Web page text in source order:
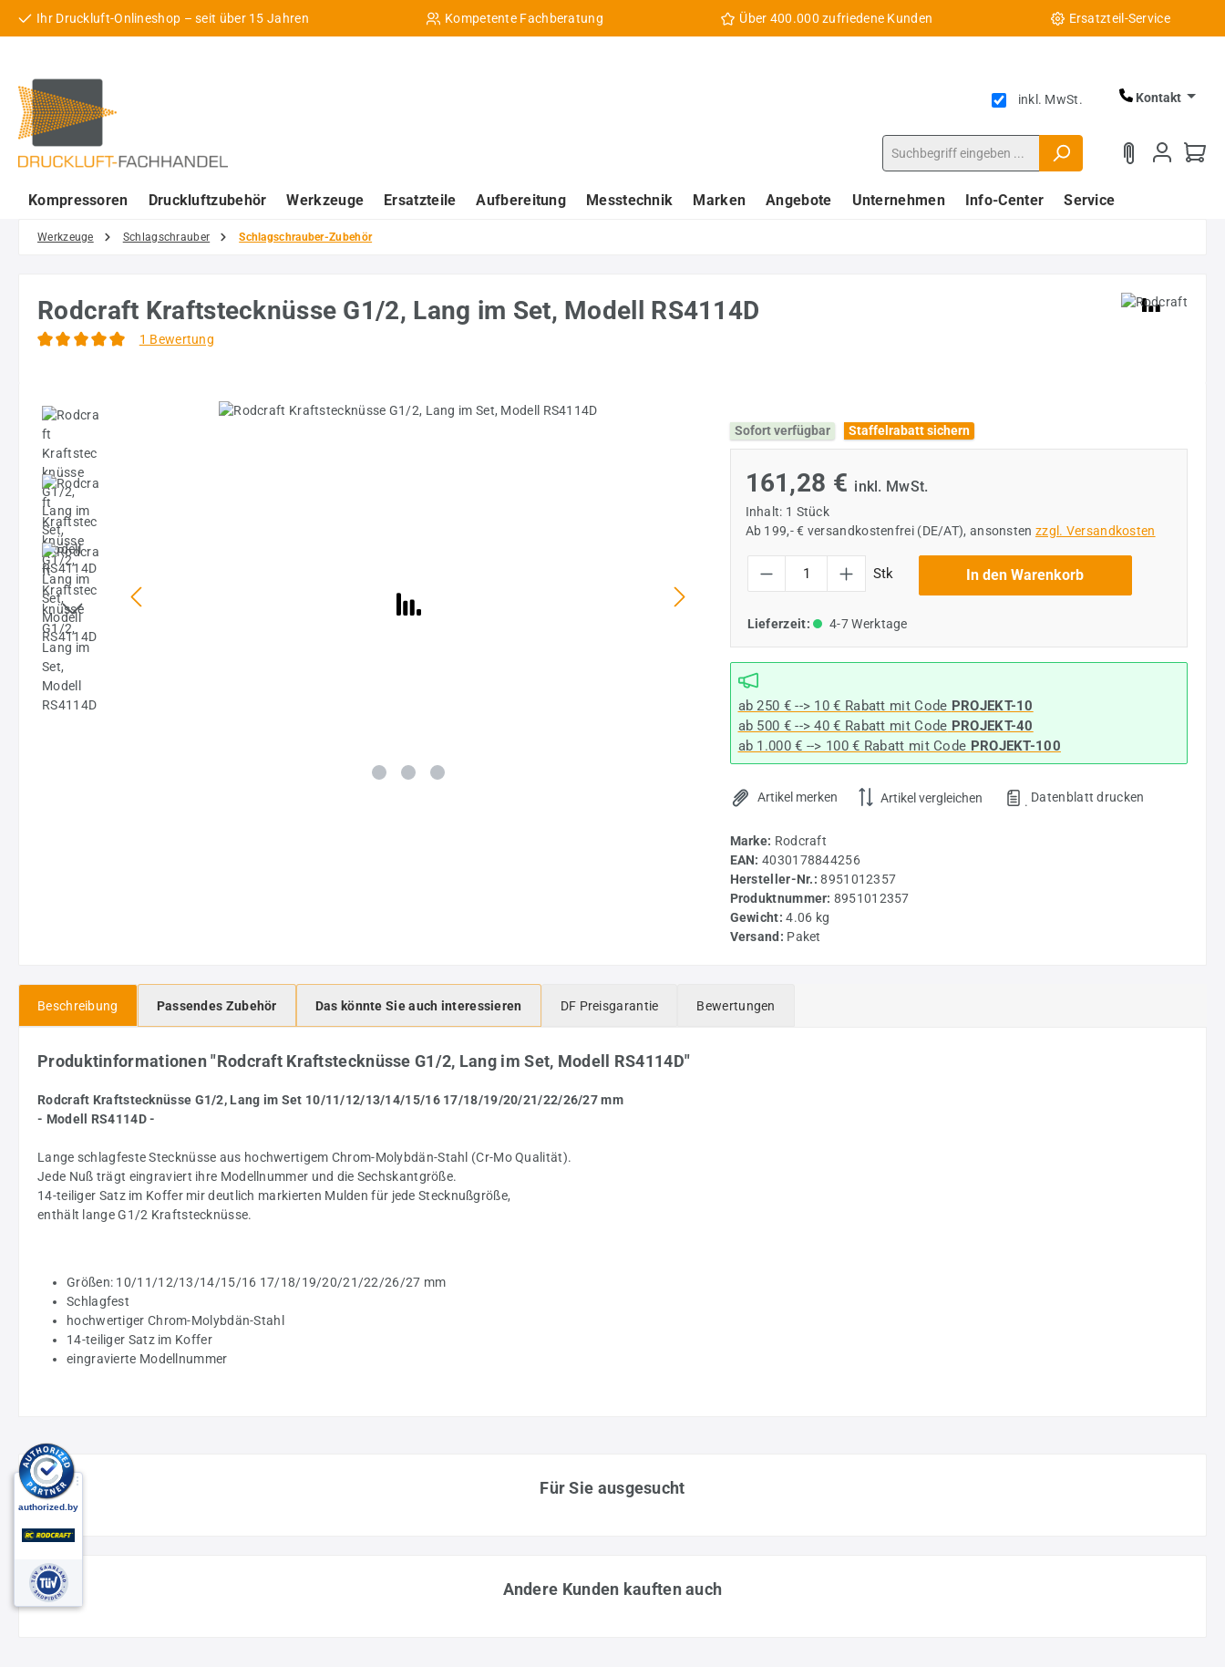
Hauptinhalt springen
Zur Suche springen
Zur Hauptnavigation springen
Ihr Druckluft-Onlineshop – seit über 15 Jahren Kompetente Fachberatung Über 400.000 zufriedene Kunden Ersatzteil-Service
inkl. MwSt. Kontakt
Kompressoren Druckluftzubehör Werkzeuge Ersatzteile Aufbereitung Messtechnik Marken Angebote Unternehmen Info-Center Service
Werkzeuge Schlagschrauber Schlagschrauber-Zubehör
Rodcraft Kraftstecknüsse G1/2, Lang im Set, Modell RS4114D
1 Bewertung
Bildergalerie überspringen
Sofort verfügbar
Staffelrabatt sichern
161,28 € inkl. MwSt.
Inhalt: 1 Stück
Ab 199,- € versandkostenfrei (DE/AT), ansonsten zzgl. Versandkosten
Stk In den Warenkorb
Lieferzeit: 4-7 Werktage
ab 250 € --> 10 € Rabatt mit Code PROJEKT-10
ab 500 € --> 40 € Rabatt mit Code PROJEKT-40
ab 1.000 € --> 100 € Rabatt mit Code PROJEKT-100
Artikel merken Artikel vergleichen . Datenblatt drucken
Marke: Rodcraft
EAN: 4030178844256
Hersteller-Nr.:8951012357
Produktnummer: 8951012357
Gewicht:4.06 kg
Versand: Paket
Beschreibung Passendes Zubehör Das könnte Sie auch interessieren DF Preisgarantie Bewertungen
Produktinformationen "Rodcraft Kraftstecknüsse G1/2, Lang im Set, Modell RS4114D"
Rodcraft Kraftstecknüsse G1/2, Lang im Set 10/11/12/13/14/15/16 17/18/19/20/21/22/26/27 mm
- Modell RS4114D -
Lange schlagfeste Stecknüsse aus hochwertigem Chrom-Molybdän-Stahl (Cr-Mo Qualität).
Jede Nuß trägt eingraviert ihre Modellnummer und die Sechskantgröße.
14-teiliger Satz im Koffer mir deutlich markierten Mulden für jede Stecknußgröße,
enthält lange G1/2 Kraftstecknüsse.
Größen: 10/11/12/13/14/15/16 17/18/19/20/21/22/26/27 mm
Schlagfest
hochwertiger Chrom-Molybdän-Stahl
14-teiliger Satz im Koffer
eingravierte Modellnummer
Für Sie ausgesucht
Andere Kunden kauften auch